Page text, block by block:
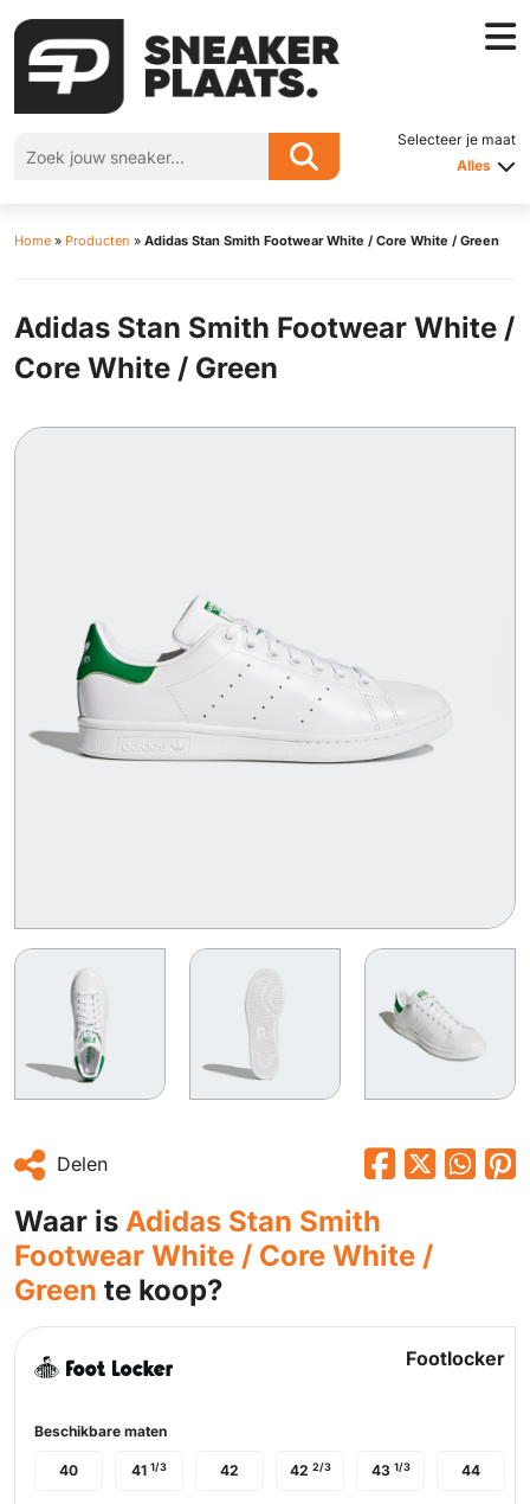
Selecteer je maat
Alles
Home » Producten » Adidas Stan Smith Footwear White / Core White / Green
Adidas Stan Smith Footwear White /
Core White / Green
Delen
Waar is Adidas Stan Smith
Footwear White / Core White /
Green te koop?
Footlocker
Beschikbare maten
40 41 1/3 43 1/3
42 44
42 2/3